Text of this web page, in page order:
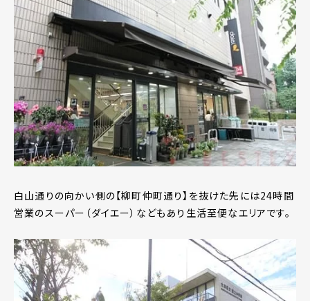
白山通りの向かい側の【柳町仲町通り】を抜けた先には24時間
営業のスーパー（ダイエー）などもあり生活至便なエリアです。